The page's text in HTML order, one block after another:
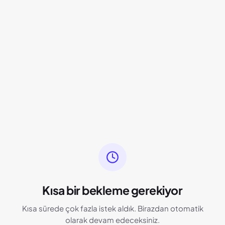
Kısa bir bekleme gerekiyor
Kısa sürede çok fazla istek aldık. Birazdan otomatik
olarak devam edeceksiniz.